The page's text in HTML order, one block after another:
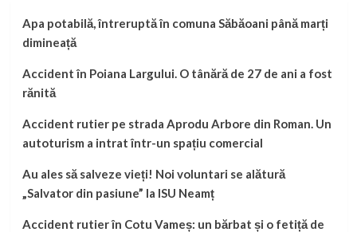
Apa potabilă, întreruptă în comuna Săbăoani până marți
dimineață
Accident în Poiana Largului. O tânără de 27 de ani a fost
rănită
Accident rutier pe strada Aprodu Arbore din Roman. Un
autoturism a intrat într-un spațiu comercial
Au ales să salveze vieți! Noi voluntari se alătură
„Salvator din pasiune” la ISU Neamț
Accident rutier în Cotu Vameș: un bărbat și o fetiță de